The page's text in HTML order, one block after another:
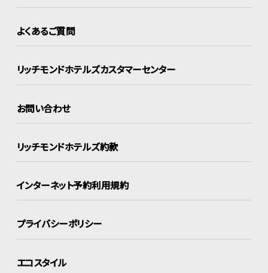
よくあるご質問
リッチモンドホテルズカスタマーセンター
お問い合わせ
リッチモンドホテルズ約款
インターネット予約利用規約
プライバシーポリシー
エコスタイル